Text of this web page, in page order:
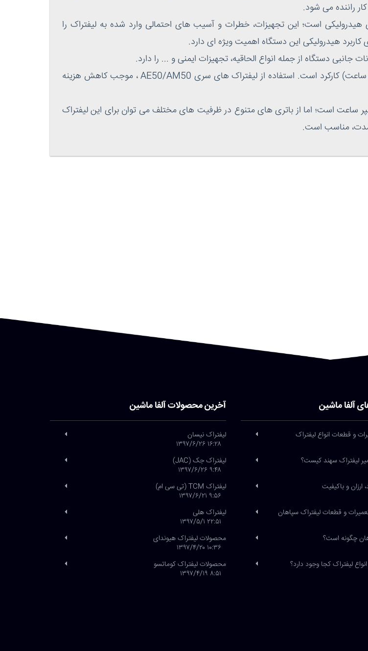
راننده می شود.
است؛ این تجهیزات، خطرات و آسیب های احتمالی وارد شده به لیفتراک را
جانبی دستگاه از جمله انواع الحاقیه، تجهیزات ایمنی و ... را دارد.
خدمات گارانتی لیفتراک برقی کوماتسو، به مدت 5 سال (10000 ساعت) کارکرد است. استفاده از لیفتراک های سری AE50/AM50 ، موجب کاهش هزینه
مصرف باتری برای لیفتراک برقی، به طور متوسط 565 آمپر ساعت است؛ اما از باتری های متنوع در ظرفیت های مختلف می توان برای این لیفتراک
آلفا ماشین
و قطعات انواع لیفتراک
لیفتراک سهند کیست؟
ارزان و باکیفیت
و قطعات لیفتراک سپاهان
چگونه است؟
لیفتراک کجا وجود دارد؟
آخرین محصولات آلفا ماشین
لیفتراک نیسان
۱۶:۲۸ ۱۳۹۷/۶/۲۶
لیفتراک جک (JAC)
۹:۴۸ ۱۳۹۷/۶/۲۶
لیفتراک TCM (تی سی ام)
۹:۵۶ ۱۳۹۷/۶/۲۱
لیفتراک هلی
۲۲:۵۱ ۱۳۹۷/۵/۱
محصولات لیفتراک هیوندای
۱۰:۳۶ ۱۳۹۷/۴/۲۰
محصولات لیفتراک کوماتسو
۸:۵۱ ۱۳۹۷/۴/۱۹